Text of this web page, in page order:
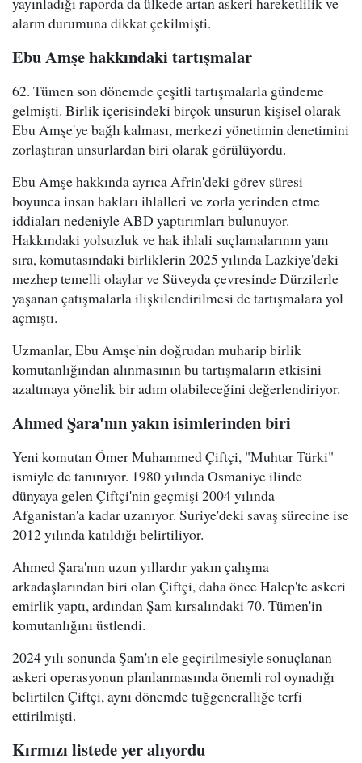
alarm durumuna dikkat çekilmişti.
Ebu Amşe hakkındaki tartışmalar
62. Tümen son dönemde çeşitli tartışmalarla gündeme
gelmişti. Birlik içerisindeki birçok unsurun kişisel olarak
Ebu Amşe'ye bağlı kalması, merkezi yönetimin denetimini
zorlaştıran unsurlardan biri olarak görülüyordu.
Ebu Amşe hakkında ayrıca Afrin'deki görev süresi
boyunca insan hakları ihlalleri ve zorla yerinden etme
iddiaları nedeniyle ABD yaptırımları bulunuyor.
Hakkındaki yolsuzluk ve hak ihlali suçlamalarının yanı
sıra, komutasındaki birliklerin 2025 yılında Lazkiye'deki
mezhep temelli olaylar ve Süveyda çevresinde Dürzilerle
yaşanan çatışmalarla ilişkilendirilmesi de tartışmalara yol
açmıştı.
Uzmanlar, Ebu Amşe'nin doğrudan muharip birlik
komutanlığından alınmasının bu tartışmaların etkisini
azaltmaya yönelik bir adım olabileceğini değerlendiriyor.
Ahmed Şara'nın yakın isimlerinden biri
Yeni komutan Ömer Muhammed Çiftçi, "Muhtar Türki"
ismiyle de tanınıyor. 1980 yılında Osmaniye ilinde
dünyaya gelen Çiftçi'nin geçmişi 2004 yılında
Afganistan'a kadar uzanıyor. Suriye'deki savaş sürecine ise
2012 yılında katıldığı belirtiliyor.
Ahmed Şara'nın uzun yıllardır yakın çalışma
arkadaşlarından biri olan Çiftçi, daha önce Halep'te askeri
emirlik yaptı, ardından Şam kırsalındaki 70. Tümen'in
komutanlığını üstlendi.
2024 yılı sonunda Şam'ın ele geçirilmesiyle sonuçlanan
askeri operasyonun planlanmasında önemli rol oynadığı
belirtilen Çiftçi, aynı dönemde tuğgeneralliğe terfi
ettirilmişti.
Kırmızı listede yer alıyordu